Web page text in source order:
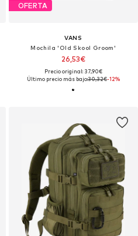
OFERTA
VANS
Mochila 'Old Skool Groom'
26,53€
Precio original: 37,90€
Último precio más bajo:30,32€-12%